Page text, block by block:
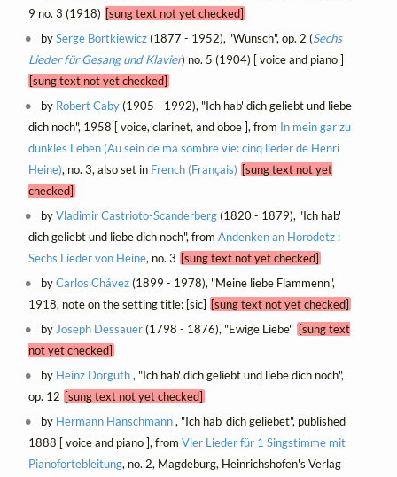
9 no. 3 (1918) [sung text not yet checked]
bySerge Bortkiewicz(1877 - 1952), "Wunsch", op. 2 (Sechs
Lieder für Gesang und Klavier) no. 5 (1904) [ voice and piano ]
[sung text not yet checked]
by Robert Caby(1905 - 1992), "Ich hab' dich geliebt und liebe
dich noch", 1958 [ voice, clarinet, and oboe ], from In mein gar zu
dunkles Leben (Au sein de ma sombre vie: cinq lieder de Henri
Heine), no. 3, also set in French (Français) [sung text not yet
checked]
byVladimir Castrioto-Scanderberg(1820 - 1879), "Ich hab'
dich geliebt und liebe dich noch", from Andenken an Horodetz :
Sechs Lieder von Heine, no. 3 [sung text not yet checked]
byCarlos Chávez(1899 - 1978), "Meine liebe Flammenn",
1918, note on the setting title: [sic] [sung text not yet checked]
by Joseph Dessauer(1798 - 1876), "Ewige Liebe" [sung text
not yet checked]
by Heinz Dorguth, "Ich hab' dich geliebt und liebe dich noch",
op. 12 [sung text not yet checked]
by Hermann Hanschmann, "Ich hab' dich geliebet", published
1888 [ voice and piano ], from Vier Lieder für 1 Singstimme mit
Pianofortebleitung, no. 2, Magdeburg, Heinrichshofen's Verlag